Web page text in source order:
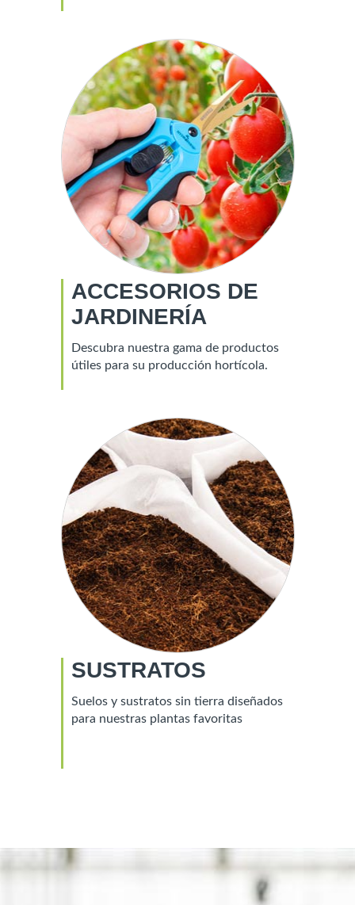
ACCESORIOS DE
JARDINERÍA
Descubra nuestra gama de productos
útiles para su producción hortícola.
SUSTRATOS
Suelos y sustratos sin tierra diseñados
para nuestras plantas favoritas